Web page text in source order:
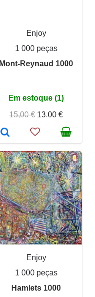
Enjoy
1 000 peças
Mont-Reynaud 1000
Em estoque (1)
15,00 € 13,00 €
Enjoy
1 000 peças
Hamlets 1000